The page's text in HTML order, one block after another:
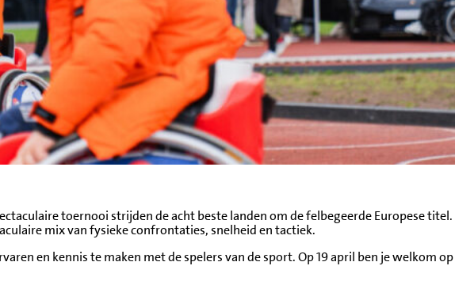
toernooi strijden de acht beste landen om de felbegeerde Europese titel.
mix van fysieke confrontaties, snelheid en tactiek.
en kennis te maken met de spelers van de sport. Op 19 april ben je welkom op